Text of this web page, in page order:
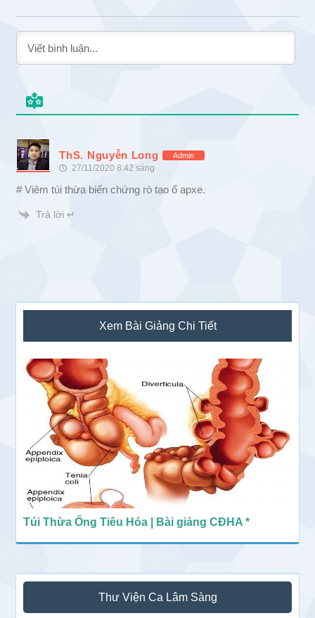
ThS. Nguyễn Long Admin
27/11/2020 8:42 sáng
# Viêm túi thừa biến chứng rò tạo ổ apxe.
Trả lời ↵
Sidebar
chính
Xem Bài Giảng Chi Tiết
Túi Thừa Ống Tiêu Hóa | Bài giảng CĐHA *
Thư Viện Ca Lâm Sàng